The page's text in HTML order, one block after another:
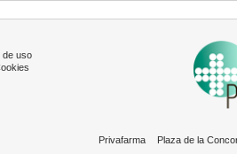
de uso
Privafarma Plaza de la